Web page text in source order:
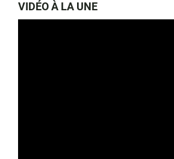
VIDÉO À LA UNE